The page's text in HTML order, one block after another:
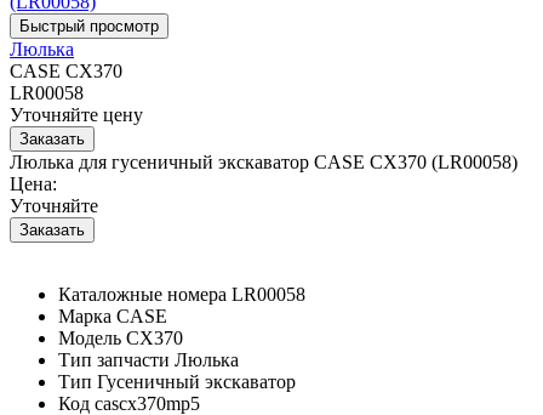
Люлька
CASE CX370
LR00058
Уточняйте цену
Люлька для гусеничный экскаватор CASE CX370 (LR00058)
Цена:
Уточняйте
Каталожные номера LR00058
Марка CASE
Модель CX370
Тип запчасти Люлька
Тип Гусеничный экскаватор
Код cascx370mp5